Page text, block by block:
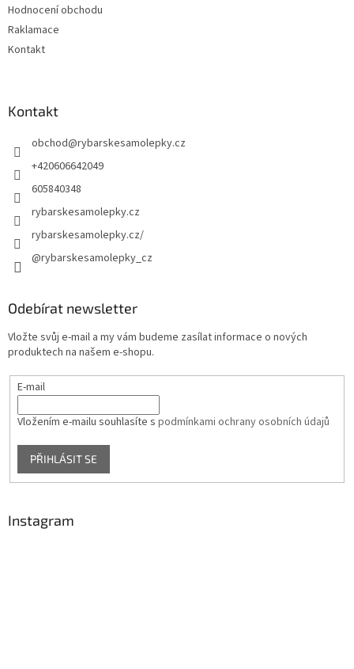
Hodnocení obchodu
Raklamace
Kontakt
Kontakt
obchod@rybarskesamolepky.cz
+420606642049
605840348
rybarskesamolepky.cz
rybarskesamolepky.cz/
@rybarskesamolepky_cz
Odebírat newsletter
Vložte svůj e-mail a my vám budeme zasílat informace o nových
produktech na našem e-shopu.
E-mail
Vložením e-mailu souhlasíte s podmínkami ochrany osobních údajů
PŘIHLÁSIT SE
Instagram